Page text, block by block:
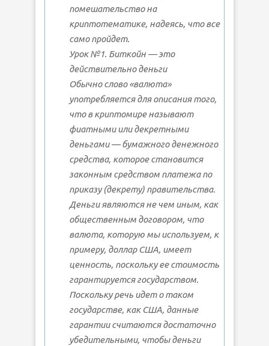
помешательство на
криптотематике, надеясь, что все
само пройдет.
Урок №1. Биткойн — это
действительно деньги
Обычно слово «валюта»
употребляется для описания того,
что в криптомире называют
фиатными или декретными
деньгами — бумажного денежного
средства, которое становится
законным средством платежа по
приказу (декрету) правительства.
Деньги являются не чем иным, как
общественным договором, что
валюта, которую мы используем, к
примеру, доллар США, имеет
ценность, поскольку ее стоимость
гарантируется государством.
Поскольку речь идет о таком
государстве, как США, данные
гарантии считаются достаточно
убедительными, чтобы деньги